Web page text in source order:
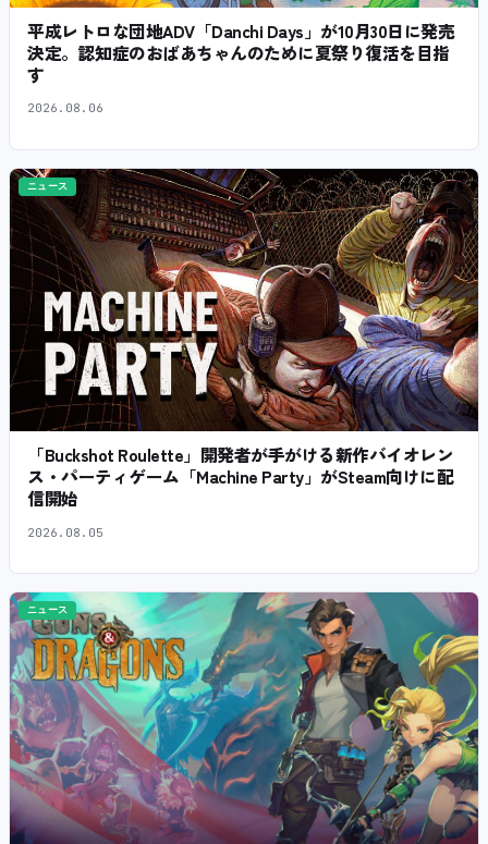
平成レトロな団地ADV「Danchi Days」が10月30日に発売
決定。認知症のおばあちゃんのために夏祭り復活を目指
す
2026.08.06
ニュース
「Buckshot Roulette」開発者が手がける新作バイオレン
ス・パーティゲーム「Machine Party」がSteam向けに配
信開始
2026.08.05
ニュース